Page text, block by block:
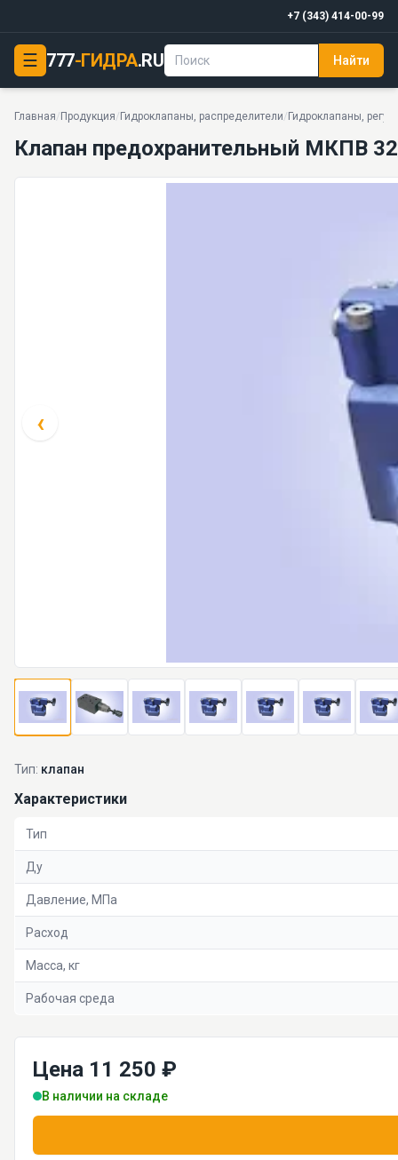
+7 (343) 414-00-99
☰ 777-ГИДРА.RU Найти
Главная/ Продукция/ Гидроклапаны, распределители/ Гидроклапаны,
Клапан предохранительный МКПВ 32/3С3 Р1,2,3 УХЛ
Клапан предохранительный МКПВ
‹
Тип: клапан
Характеристики
Тип
Ду
Давление, МПа
Расход
Масса, кг
Рабочая среда
Цена 11 250 ₽
В наличии на складе